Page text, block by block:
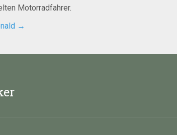
Motorradfahrer.
→